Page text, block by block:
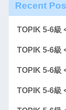
Recent
TOPIK 5-6級
TOPIK 5-6級
TOPIK 5-6級
TOPIK 5-6級